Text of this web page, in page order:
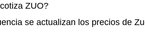
ZUO?
se actualizan los precios de